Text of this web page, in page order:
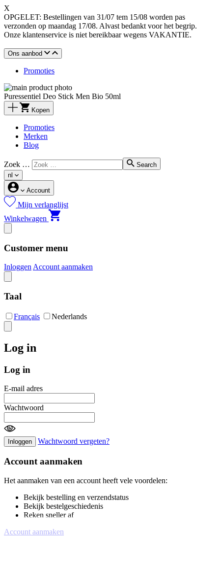
X
OPGELET: Bestellingen van 31/07 tem 15/08 worden pas
verzonden op maandag 17/08. Alvast bedankt voor het begrip.
Onze klantenservice is niet bereikbaar wegens VAKANTIE.
Ons aanbod
Promoties
Puressentiel Deo Stick Men Bio 50ml
Kopen
Promoties
Merken
Blog
Zoek …
Search
nl
Account
Mijn verlanglijst
Winkelwagen
Customer menu
InloggenAccount aanmaken
Taal
Français Nederlands
Log in
Log in
E-mail adres
Wachtwoord
Inloggen Wachtwoord vergeten?
Account aanmaken
Het aanmaken van een account heeft vele voordelen:
Bekijk bestelling en verzendstatus
Bekijk bestelgeschiedenis
Reken sneller af
Account aanmaken